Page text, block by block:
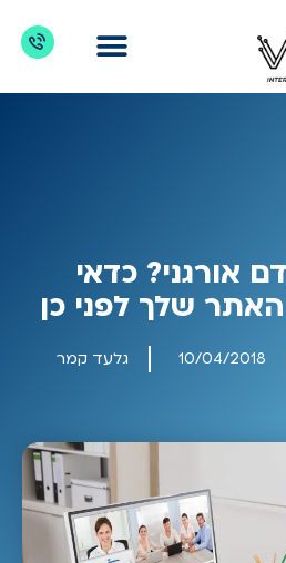
אורגני? כדאי
שלך לפני כן
10/04/2018 גלעד קמר